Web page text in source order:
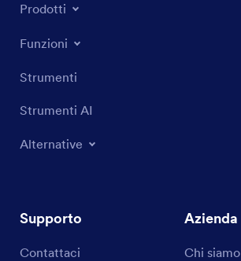
Prodotti
Funzioni
Strumenti
Strumenti AI
Alternative
Supporto
Contattaci
Azienda
Chi siamo